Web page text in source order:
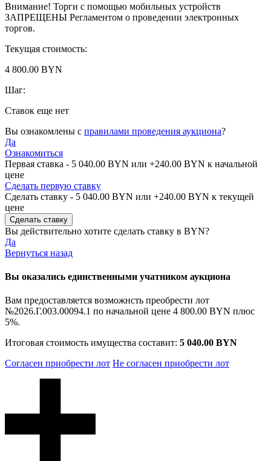
Внимание! Торги с помощью мобильных устройств
ЗАПРЕЩЕНЫ Регламентом о проведении электронных
торгов.
Текущая стоимость:
4 800.00 BYN
Шаг:
Ставок еще нет
Вы ознакомлены с правилами проведения аукциона?
Да
Ознакомиться
Первая ставка - 5 040.00 BYN или +240.00 BYN к начальной
цене
Сделать первую ставку
Сделать ставку - 5 040.00 BYN или +240.00 BYN к текущей
цене
Вы действительно хотите сделать ставку в BYN?
Да
Вернуться назад
Вы оказались единственными учатником аукциона
Вам предоставляется возможнсть преобрести лот
№2026.Г.003.00094.1 по начальной цене 4 800.00 BYN плюс
5%.
Итоговая стоимость имущества составит: 5 040.00 BYN
Согласен приобрести лот Не согласен приобрести лот